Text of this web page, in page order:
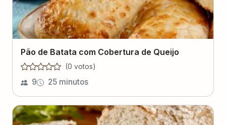
Pão de Batata com Cobertura de Queijo
(0 votos)
9 25 minutos